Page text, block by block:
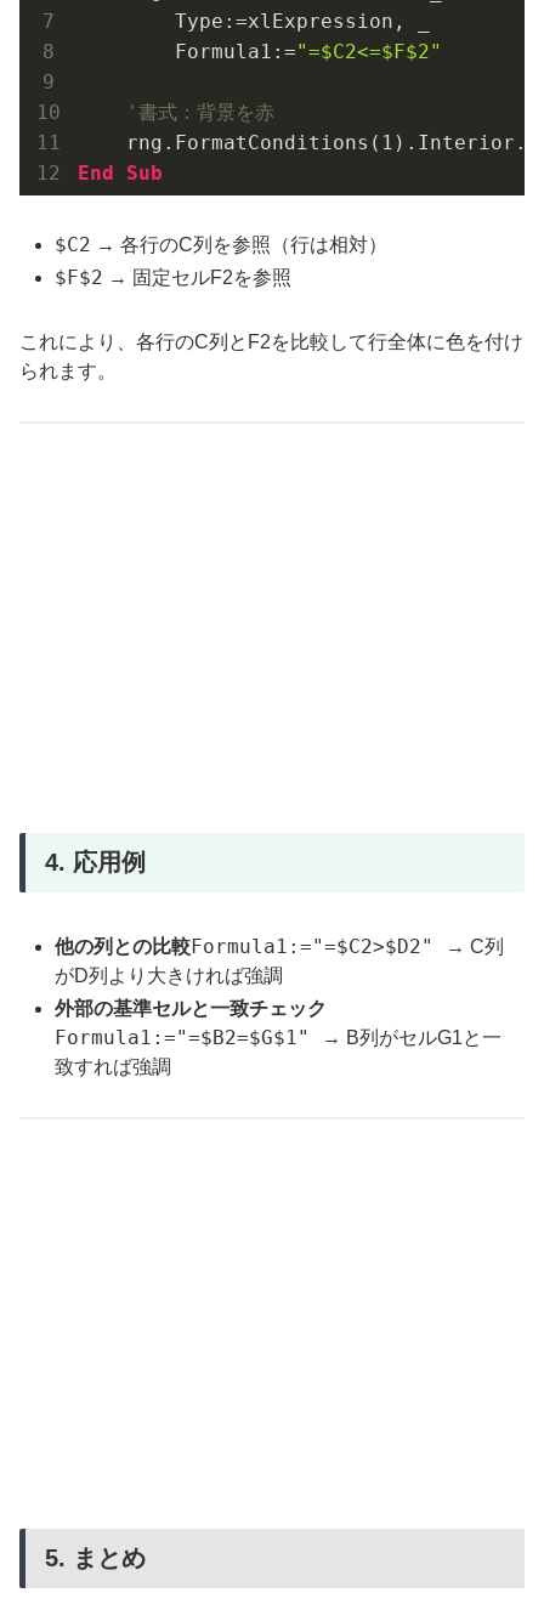
        Type:=xlExpression, _
        Formula1:=
"=$C2<=$F$2"
'書式：背景を赤
    rng.FormatConditions(
1
End
Sub
$C2 → 各行のC列を参照（行は相対）
$F$2 → 固定セルF2を参照
これにより、各行のC列とF2を比較して行全体に色を付け
られます。
4. 応用例
他の列との比較Formula1:="=$C2>$D2"
→ C列
がD列より大きければ強調
外部の基準セルと一致チェック
Formula1:="=$B2=$G$1"
→ B列がセルG1と一
致すれば強調
5. まとめ